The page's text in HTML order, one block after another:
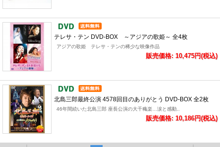
テレサ・テン DVD-BOX ～アジアの歌姫～ 全4枚
アジアの歌姫 テレサ・テンの稀少な映像作品
販売価格: 10,475円(税込)
北島三郎最終公演 4578回目のありがとう DVD-BOX 全2枚
46年間続いた北島三郎 座長公演の大千穐楽…涙と感動..
販売価格: 10,186円(税込)